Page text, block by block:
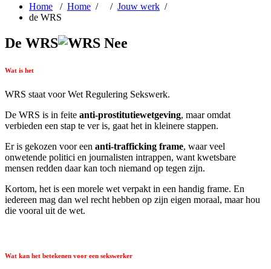
Home / Home / / Jouw werk /
de WRS
De WRS
Wat is het
WRS staat voor Wet Regulering Sekswerk.
De WRS is in feite anti-prostitutiewetgeving, maar omdat
verbieden een stap te ver is, gaat het in kleinere stappen.
Er is gekozen voor een anti-trafficking frame, waar veel
onwetende politici en journalisten intrappen, want kwetsbare
mensen redden daar kan toch niemand op tegen zijn.
Kortom, het is een morele wet verpakt in een handig frame. En
iedereen mag dan wel recht hebben op zijn eigen moraal, maar hou
die vooral uit de wet.
Wat kan het betekenen voor een sekswerker